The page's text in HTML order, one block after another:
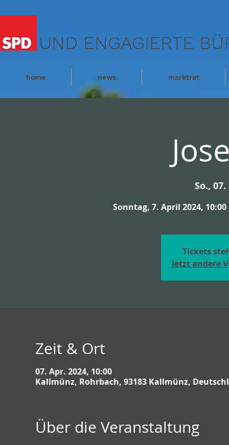
UND ENGAGIERTE
home news marktrat
So.,
Sonntag, 7. April 2024,
Tickets
Jetzt andere
Zeit & Ort
07. Apr. 2024, 10:00
Kallmünz, Rohrbach, 93183 Kallmünz,
Über die Veranstaltung